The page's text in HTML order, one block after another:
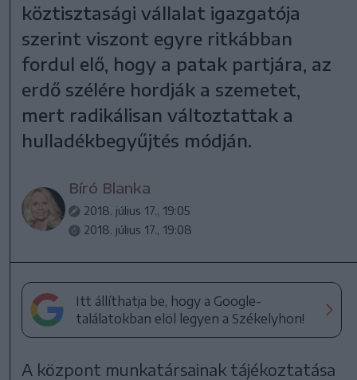
köztisztasági vállalat igazgatója
szerint viszont egyre ritkábban
fordul elő, hogy a patak partjára, az
erdő szélére hordják a szemetet,
mert radikálisan változtattak a
hulladékbegyűjtés módján.
Bíró Blanka
2018. július 17., 19:05
2018. július 17., 19:08
Itt állíthatja be, hogy a Google-
találatokban elöl legyen a Székelyhon!
A központ munkatársainak tájékoztatása